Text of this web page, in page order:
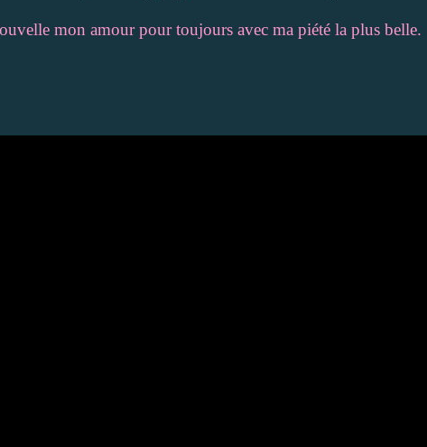
mon amour pour toujours avec ma piété la plus belle.